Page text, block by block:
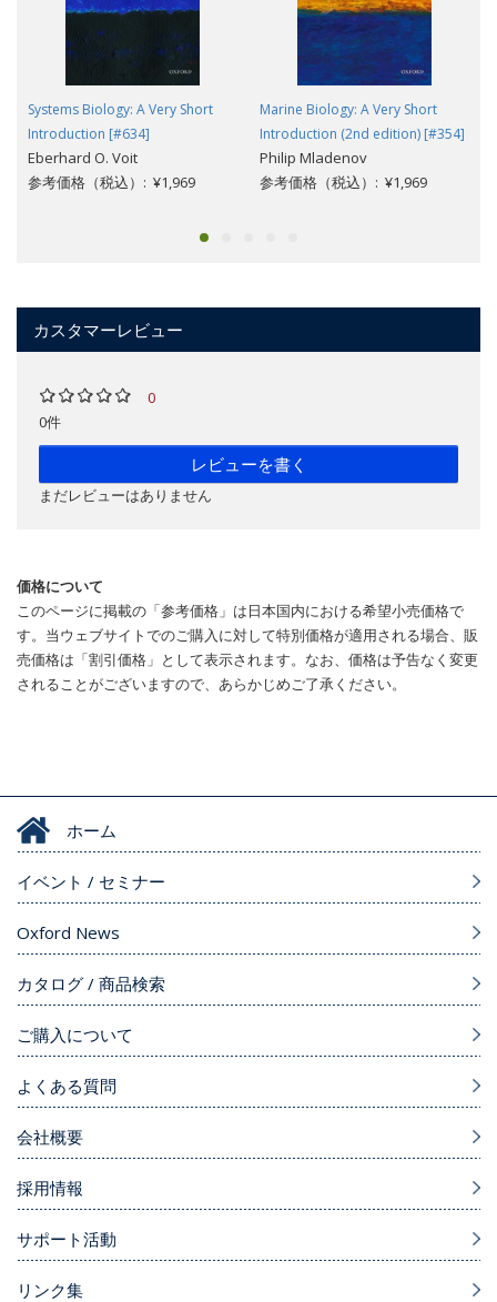
Systems Biology: A Very Short
Introduction [#634]
Eberhard O. Voit
参考価格（税込）: ¥1,969
Marine Biology: A Very Short
Introduction (2nd edition) [#354]
Philip Mladenov
参考価格（税込）: ¥1,969
カスタマーレビュー
0
0件
レビューを書く
まだレビューはありません
価格について
このページに掲載の「参考価格」は日本国内における希望小売価格で
す。当ウェブサイトでのご購入に対して特別価格が適用される場合、販
売価格は「割引価格」として表示されます。なお、価格は予告なく変更
されることがございますので、あらかじめご了承ください。
ホーム
イベント / セミナー
Oxford News
カタログ / 商品検索
ご購入について
よくある質問
会社概要
採用情報
サポート活動
リンク集